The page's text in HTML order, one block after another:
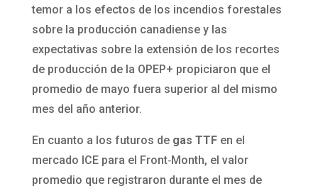
temor a los efectos de los incendios forestales
sobre la producción canadiense y las
expectativas sobre la extensión de los recortes
de producción de la OPEP+ propiciaron que el
promedio de mayo fuera superior al del mismo
mes del año anterior.
En cuanto a los futuros de gas TTFen el
mercado ICE para el Front‑Month, el valor
promedio que registraron durante el mes de